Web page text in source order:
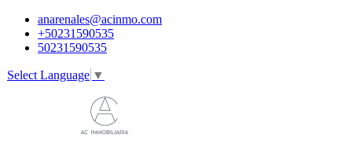
anarenales@acinmo.com
+50231590535
50231590535
Select Language ▼